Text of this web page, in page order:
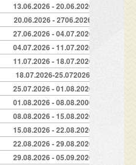
13.06.2026 - 20.06.2026
20.06.2026 - 2706.2026
27.06.2026 - 04.07.2026
04.07.2026 - 11.07.2026
11.07.2026 - 18.07.2026
18.07.2026-25.072026
25.07.2026 - 01.08.2026
01.08.2026 - 08.08.2006
08.08.2026 - 15.08.2026
15.08.2026 - 22.08.2026
22.08.2026 - 29.08.2026
29.08.2026 - 05.09.2026